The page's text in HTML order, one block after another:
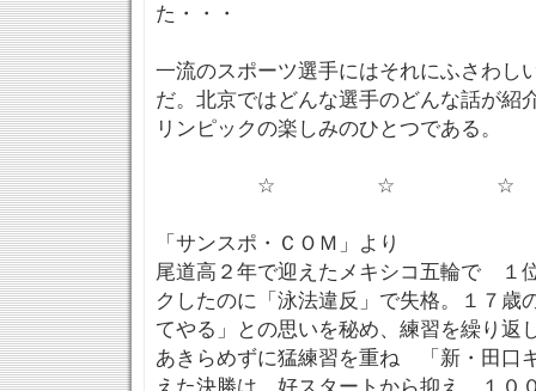
た・・・
一流のスポーツ選手にはそれにふさわし
だ。北京ではどんな選手のどんな話が
リンピックの楽しみのひとつである。
☆ ☆ ☆
「サンスポ・ＣＯＭ」より
尾道高２年で迎えたメキシコ五輪で １
クしたのに「泳法違反」で失格。１７歳
てやる」との思いを秘め、練習を繰り返
あきらめずに猛練習を重ね 「新・田口
えた決勝は、好スタートから抑え、１０